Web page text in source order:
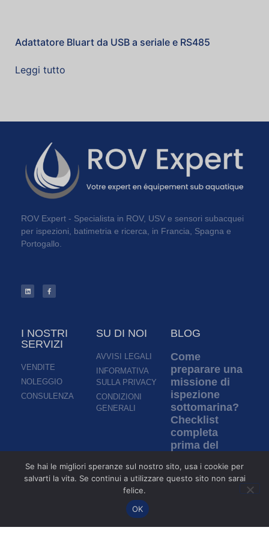
Adattatore Bluart da USB a seriale e RS485
Leggi tutto
ROV Expert - Specialista in ROV, USV e sensori subacquei
per ispezioni, batimetria e ricerca, in Francia, Spagna e
Portogallo.
I NOSTRI
SERVIZI
VENDITE
NOLEGGIO
CONSULENZA
SU DI NOI
AVVISI LEGALI
INFORMATIVA
SULLA PRIVACY
CONDIZIONI
GENERALI
BLOG
Come
preparare una
missione di
ispezione
sottomarina?
Checklist
completa
prima del
ROV
acque torbide:
Se hai le migliori speranze sul nostro sito, usa i cookie per
salvarti la vita. Se continui a utilizzare questo sito non sarai
felice.
OK